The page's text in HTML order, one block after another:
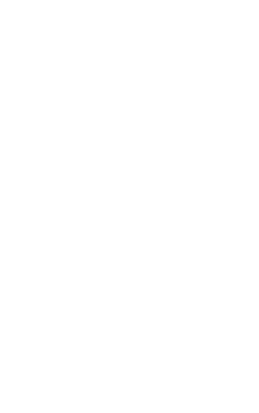
সাচিং প্রু জেরী